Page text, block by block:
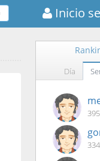
Inicio
Día